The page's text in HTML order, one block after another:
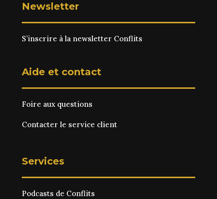
Newsletter
S’inscrire à la newsletter Conflits
Aide et contact
Foire aux questions
Contacter le service client
Services
Podcasts de Conflits